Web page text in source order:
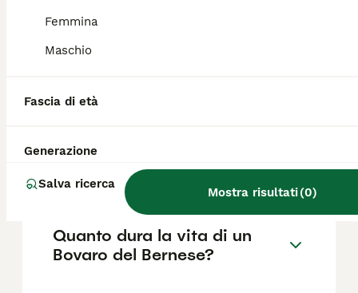
Femmina
Maschio
Fascia di età
Generazione
Salva ricerca
Mostra risultati(0)
dell'allevatore e la posizione.
Bovaro del Bernese?
Quanti tipi di bovaro ci
sono?
Quanto dura la vita di un
Bovaro del Bernese?